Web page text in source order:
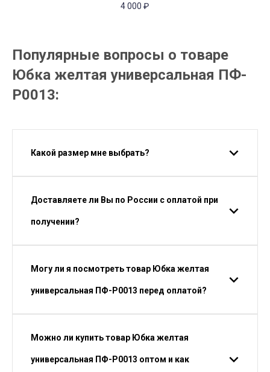
4 000 ₽
Популярные вопросы о товаре
Юбка желтая универсальная ПФ-
P0013:
Какой размер мне выбрать?
Доставляете ли Вы по России с оплатой при
получении?
Могу ли я посмотреть товар Юбка желтая
универсальная ПФ-P0013 перед оплатой?
Можно ли купить товар Юбка желтая
универсальная ПФ-P0013 оптом и как